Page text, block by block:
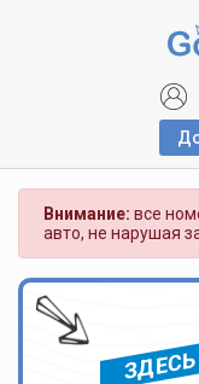
Внимание: все
авто, не нарушая
ЗДЕСЬ